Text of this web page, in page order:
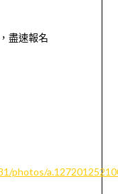
盡速報名
photos/